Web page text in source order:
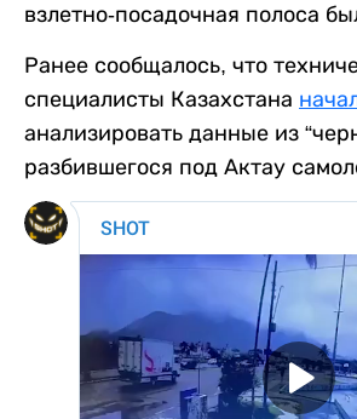
взлетно-посадочная полоса
Ранее сообщалось, что
специалисты Казахстана
анализировать данные из
разбившегося под Актау